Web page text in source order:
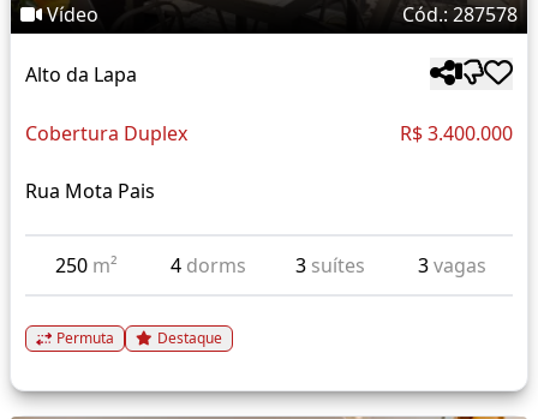
Vídeo Cód.: 287578
Alto da Lapa
Cobertura Duplex R$ 3.400.000
Rua Mota Pais
250 m² 4 dorms 3 suítes 3vagas
Permuta Destaque